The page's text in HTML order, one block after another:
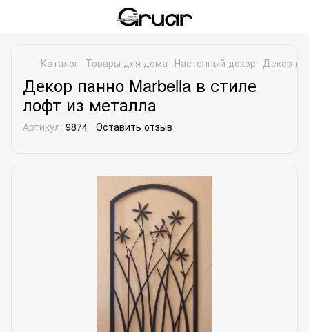
Каталог Товары для дома Настенный декор Декор
Декор панно Marbella в стиле
лофт из металла
Артикул: 9874 Оставить отзыв